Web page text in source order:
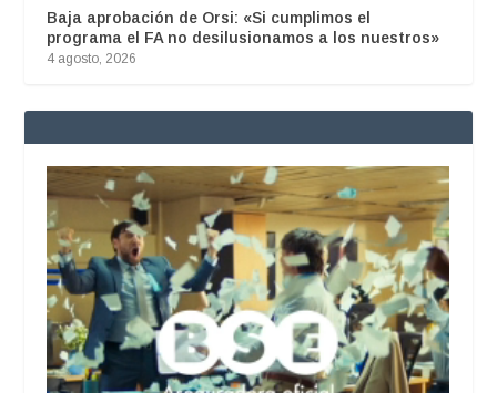
Baja aprobación de Orsi: «Si cumplimos el
programa el FA no desilusionamos a los nuestros»
4 agosto, 2026